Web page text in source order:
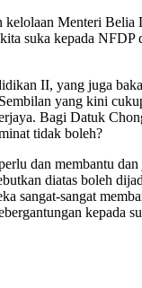
kelolaan Menteri
suka kepada
II, yang juga
yang kini
Bagi Datuk
tidak boleh?
dan membantu
diatas boleh
sangat-sangat
kepada